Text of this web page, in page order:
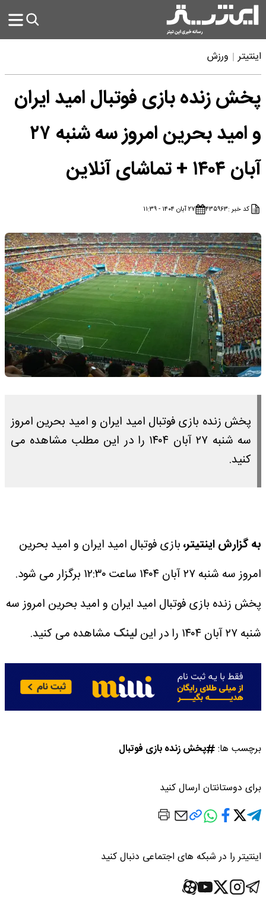
اینتیتر ورزش
پخش زنده بازی فوتبال امید ایران
و امید بحرین امروز سه شنبه ۲۷
آبان ۱۴۰۴ + تماشای آنلاین
کد خبر :۴۳۵۹۶۳ ۲۷ آبان ۱۴۰۴ - ۱۱:۳۹
پخش زنده بازی فوتبال امید ایران و امید بحرین امروز
سه شنبه ۲۷ آبان ۱۴۰۴ را در این مطلب مشاهده می
کنید.
به گزارش اینتیتر،بازی فوتبال امید ایران و امید بحرین
امروز سه شنبه ۲۷ آبان ۱۴۰۴ ساعت ۱۲:۳۰ برگزار می شود.
پخش زنده بازی فوتبال امید ایران و امید بحرین امروز سه
شنبه ۲۷ آبان ۱۴۰۴ را در این
لینک مشاهده می کنید.
برچسب ها: پخش زنده بازی فوتبال
برای دوستانتان ارسال کنید
اینتیتر را در شبکه های اجتماعی دنبال کنید